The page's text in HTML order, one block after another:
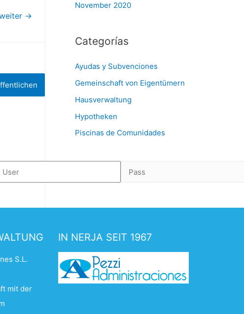
→
November 2020
Categorías
Ayudas y Subvenciones
Gemeinschaft von Eigentümern
Hausverwaltung
Hypotheken
Piscinas de Comunidades
S.L.
mit der
IN NERJA SEIT 1967